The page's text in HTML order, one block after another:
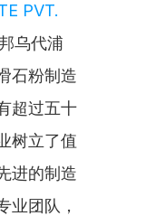
PVT.
乌代浦
石粉制造
超过五十
树立了值
进的制造
业团队，